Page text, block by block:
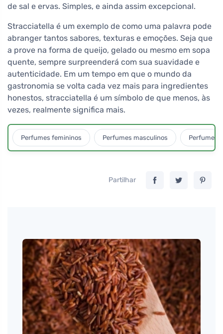
de sal e ervas. Simples, e ainda assim excepcional.
Stracciatella é um exemplo de como uma palavra pode
abranger tantos sabores, texturas e emoções. Seja que
a prove na forma de queijo, gelado ou mesmo em sopa
quente, sempre surpreenderá com sua suavidade e
autenticidade. Em um tempo em que o mundo da
gastronomia se volta cada vez mais para ingredientes
honestos, stracciatella é um símbolo de que menos, às
vezes, realmente significa mais.
Perfumes femininos Perfumes masculinos Perfumes
Partilhar